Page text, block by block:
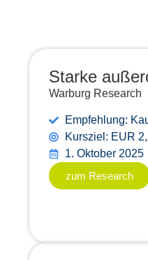
Starke
Warburg Research
Empfehlung:
Kursziel: EUR
1. Oktober 2025
zum Research